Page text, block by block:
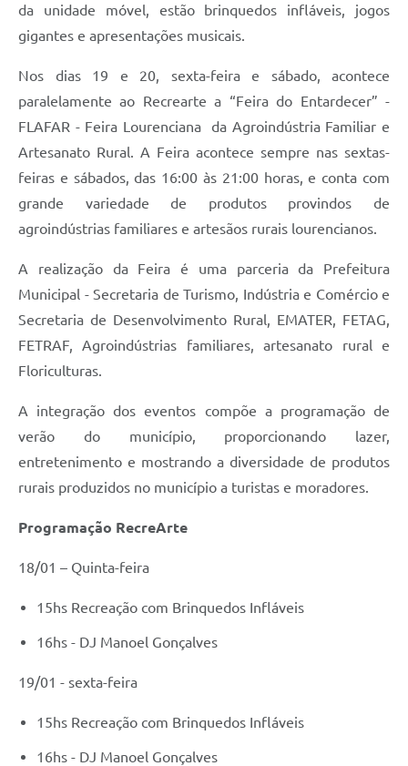
da unidade móvel, estão brinquedos infláveis, jogos
gigantes e apresentações musicais.
Nos dias 19 e 20, sexta-feira e sábado, acontece
paralelamente ao Recrearte a “Feira do Entardecer” -
FLAFAR - Feira Lourenciana da Agroindústria Familiar e
Artesanato Rural. A Feira acontece sempre nas sextas-
feiras e sábados, das 16:00 às 21:00 horas, e conta com
grande variedade de produtos provindos de
agroindústrias familiares e artesãos rurais lourencianos.
A realização da Feira é uma parceria da Prefeitura
Municipal - Secretaria de Turismo, Indústria e Comércio e
Secretaria de Desenvolvimento Rural, EMATER, FETAG,
FETRAF, Agroindústrias familiares, artesanato rural e
Floriculturas.
A integração dos eventos compõe a programação de
verão do município, proporcionando lazer,
entretenimento e mostrando a diversidade de produtos
rurais produzidos no município a turistas e moradores.
Programação RecreArte
18/01 – Quinta-feira
15hs Recreação com Brinquedos Infláveis
16hs - DJ Manoel Gonçalves
19/01 - sexta-feira
15hs Recreação com Brinquedos Infláveis
16hs - DJ Manoel Gonçalves